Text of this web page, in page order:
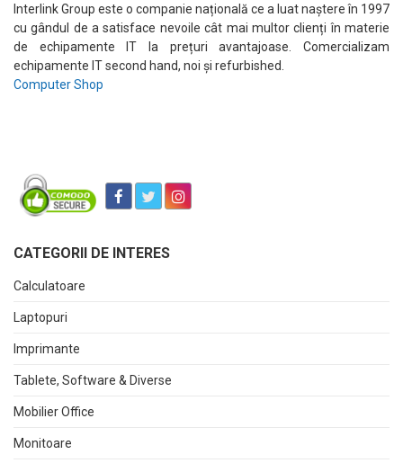
Interlink Group este o companie națională ce a luat naștere în 1997
cu gândul de a satisface nevoile cât mai multor clienți în materie
de echipamente IT la prețuri avantajoase. Comercializam
echipamente IT second hand, noi și refurbished.
Computer Shop
CATEGORII DE INTERES
Calculatoare
Laptopuri
Imprimante
Tablete, Software & Diverse
Mobilier Office
Monitoare